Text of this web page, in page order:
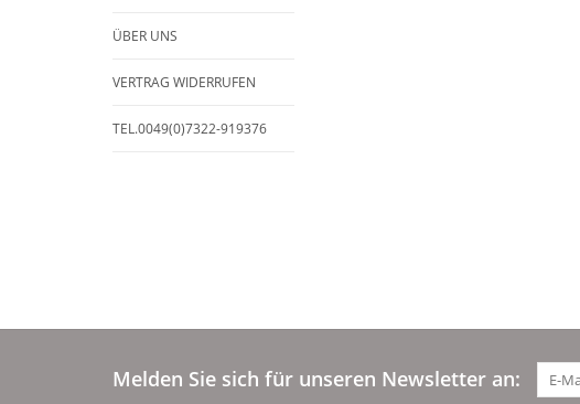
ÜBER UNS
VERTRAG WIDERRUFEN
TEL.0049(0)7322-919376
Melden Sie sich für unseren Newsletter an: